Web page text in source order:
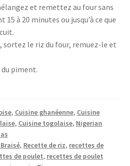
et remettez au four sans
15 à 20 minutes ou jusqu’à ce que
sortez le riz du four, remuez-le et
du piment.
, Cuisine ghanéenne, Cuisine
, Cuisine togolaise, Nigerian
, Recette de riz, recettes de
de poulet, recettes de poulet